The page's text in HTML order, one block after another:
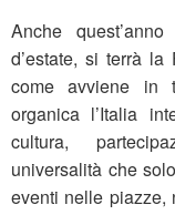
Anche
d’estate, si terrà la
come avviene in
organica l’Italia
cultura,
universalità che
eventi nelle piazze,